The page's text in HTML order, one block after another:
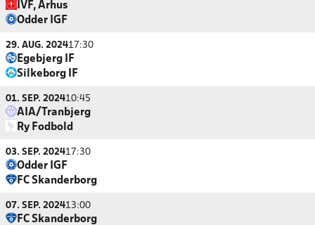
IVF, Århus
Odder IGF
29. AUG. 202417:30
Egebjerg IF
Silkeborg IF
01. SEP. 202410:45
AIA/Tranbjerg
Ry Fodbold
03. SEP. 202417:30
Odder IGF
FC Skanderborg
07. SEP. 202413:00
FC Skanderborg